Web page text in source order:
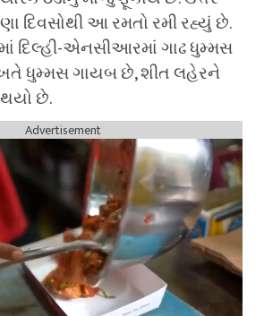
દિવસોથી આ રમતો રમી રહ્યું છે.
દિલ્હી-એનસીઆરમાં ગાઢ ધુમ્મસ
ધુમ્મસ ગાયબ છે, શીત લહેરને
થયો છે.
Advertisement